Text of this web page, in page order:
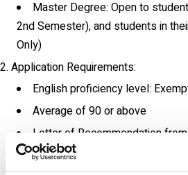
Master Degree: Open to
2nd Semester), and students in
Only)
Application Requirements:
English proficiency level:
Average of 90 or above
Letter of Recommendation
CV